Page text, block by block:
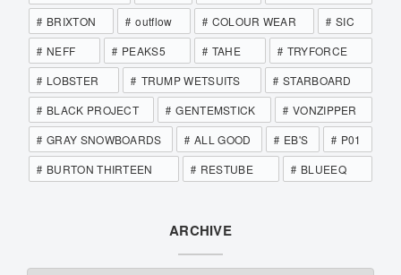
BRIXTON
outflow COLOUR WEAR
SIC
NEFF
PEAKS5 TAHE
TRYFORCE
LOBSTER
TRUMP WETSUITS
STARBOARD
BLACK PROJECT
GENTEMSTICK
VONZIPPER
GRAY SNOWBOARDS
ALL GOOD EB'S
P01
BURTON THIRTEEN
RESTUBE BLUEEQ
ARCHIVE